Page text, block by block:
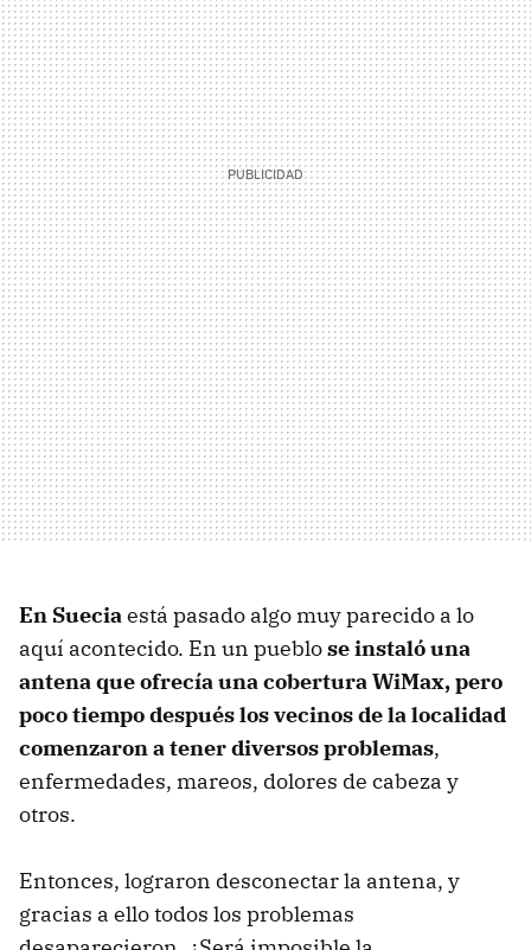
En Sueciaestá pasado algo muy parecido a lo
aquí acontecido. En un pueblose instaló una
antena que ofrecía una cobertura WiMax, pero
poco tiempo después los vecinos de la localidad
comenzaron a tener diversos problemas,
enfermedades, mareos, dolores de cabeza y
otros.
Entonces, lograron desconectar la antena, y
gracias a ello todos los problemas